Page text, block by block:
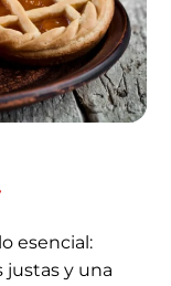
esencial:
y una